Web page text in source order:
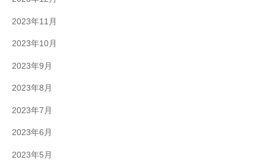
2023年11月
2023年10月
2023年9月
2023年8月
2023年7月
2023年6月
2023年5月